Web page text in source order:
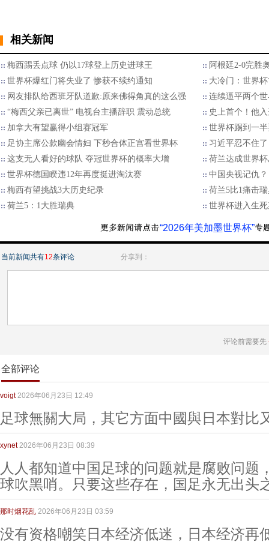
相关新闻
梅西踢丢点球 仍以17球登上历史进球王
阿根廷2-0完胜
世界杯爆红门将失业了 惨获不续约通知
大冷门：世界
网友排队给西班牙队道歉:原来佛得角真的这么强
连续逼平两个
“梅西父亲已离世” 电视台主播辞职 震动总统
史上首个！他
加拿大有望赢得小组赛冠军
世界杯踢到一
足协主席公款幽会情妇 下秒合体正宫看世界杯
习近平忍不住
这支无人看好的球队 夺冠世界杯的概率大增
荷兰达成世界
世界杯德国睽违12年再度挺进淘汰赛
中国央视记仇
梅西有望挑战3大历史纪录
荷兰5比1痛击
荷兰5：1大胜瑞典
世界杯进入生
“2026年美加墨世界杯”
当前新闻共有12条评论 分享到：
评论前需要先
全部评论
voigt 2026年06月23日 12:49
足球無關大局，其它方面中國與日本對比
xynet 2026年06月23日 08:39
人人都知道中国足球的问题就是腐败问题
球吹黑哨。只要这些存在，国足永无出头
那时烟花乱 2026年06月23日 03:59
没有资格嘲笑日本经济低迷，日本经济再